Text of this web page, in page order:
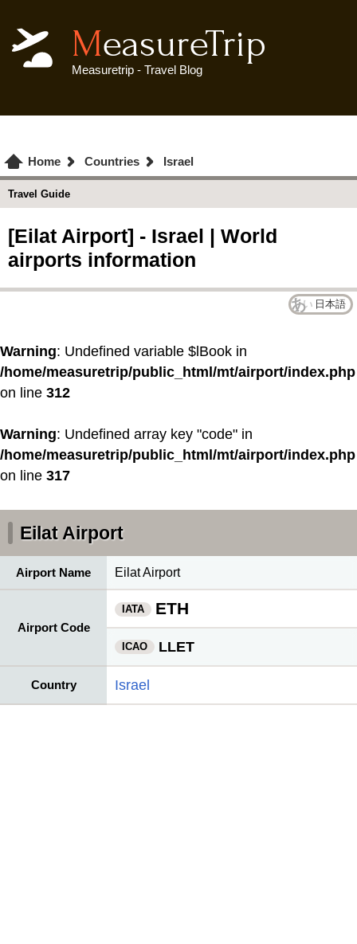
MeasureTrip
Measuretrip - Travel Blog
Home Countries Israel
Travel Guide
[Eilat Airport] - Israel | World
airports information
日本語
Warning: Undefined variable $lBook in
/home/measuretrip/public_html/mt/airport/index.php
on line 312
Warning: Undefined array key "code" in
/home/measuretrip/public_html/mt/airport/index.php
on line 317
Eilat Airport
Airport Name Eilat Airport
Airport Code
IATA ETH
ICAO LLET
Country Israel